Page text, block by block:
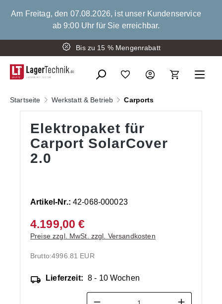
springen
Am Freitag, den 07.08.2026, ist unser Kundenservice
ab 9:00 Uhr für Sie erreichbar.
Bis zu 15 % Mengenrabatt
Montage der Schwerlastregale
Startseite Werkstatt & Betrieb Carports
Elektropaket für
Carport SolarCover
2.0
Artikel-Nr.: 42-068-000023
4.199,00 €
Preise zzgl. MwSt. zzgl. Versandkosten
Brutto:4996.81 EUR
Lieferzeit: 8 - 10 Wochen
Produkt Anzahl: Gib den